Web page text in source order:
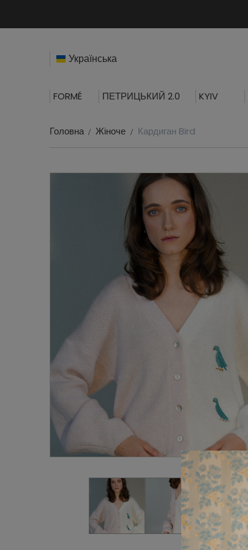
Українська
FORMÉ ПЕТРИЦЬКИЙ 2.0 KYIV
Головна Жіноче Кардиган Bird